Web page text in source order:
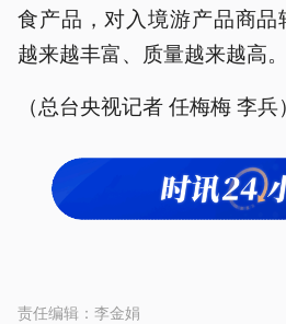
食产品，对入境游产品商品
越来越丰富、质量越来越高。
（总台央视记者 任梅梅 李兵）
责任编辑： 李金娟